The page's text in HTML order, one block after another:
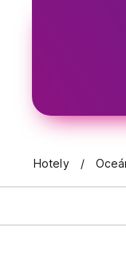
Hotely